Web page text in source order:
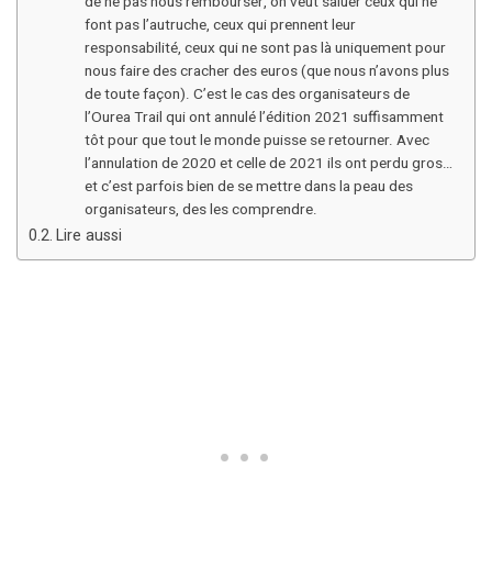
font pas l’autruche, ceux qui prennent leur
responsabilité, ceux qui ne sont pas là uniquement pour
nous faire des cracher des euros (que nous n’avons plus
de toute façon). C’est le cas des organisateurs de
l’Ourea Trail qui ont annulé l’édition 2021 suffisamment
tôt pour que tout le monde puisse se retourner. Avec
l’annulation de 2020 et celle de 2021 ils ont perdu gros…
et c’est parfois bien de se mettre dans la peau des
organisateurs, des les comprendre.
Lire aussi